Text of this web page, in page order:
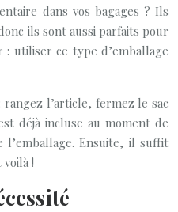
dans vos bagages ? Ils
ils sont aussi parfaits pour
utiliser ce type d’emballage
l’article, fermez le sac
déjà incluse au moment de
Ensuite, il suffit
voilà !